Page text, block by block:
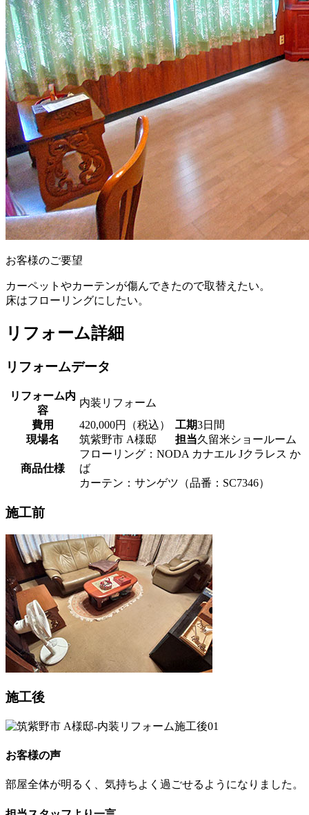
お客様のご要望
カーペットやカーテンが傷んできたので取替えたい。
床はフローリングにしたい。
リフォーム詳細
リフォームデータ
リフォーム内
容
内装リフォーム
費用
420,000円（税込） 工期3日間
現場名
筑紫野市 A様邸 担当久留米ショールーム
商品仕様
フローリング：NODA カナエル Jクラレス か
ば
カーテン：サンゲツ（品番：SC7346）
施工前
施工後
お客様の声
部屋全体が明るく、気持ちよく過ごせるようになりました。